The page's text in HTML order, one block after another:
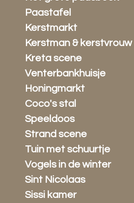
Paastafel
Kerstmarkt
Kerstman & kerstvrouw
Kreta scene
Venterbankhuisje
Honingmarkt
Coco's stal
Speeldoos
Strand scene
Tuin met schuurtje
Vogels in de winter
Sint Nicolaas
Sissi kamer